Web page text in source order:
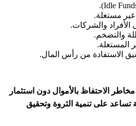
غير مستغلة.
الأفراد والشركات.
والتضخم.
المستغلة.
الاستفادة من رأس المال.
الاحتفاظ بالأموال دون استثمار
على تنمية الثروة وتحقيق